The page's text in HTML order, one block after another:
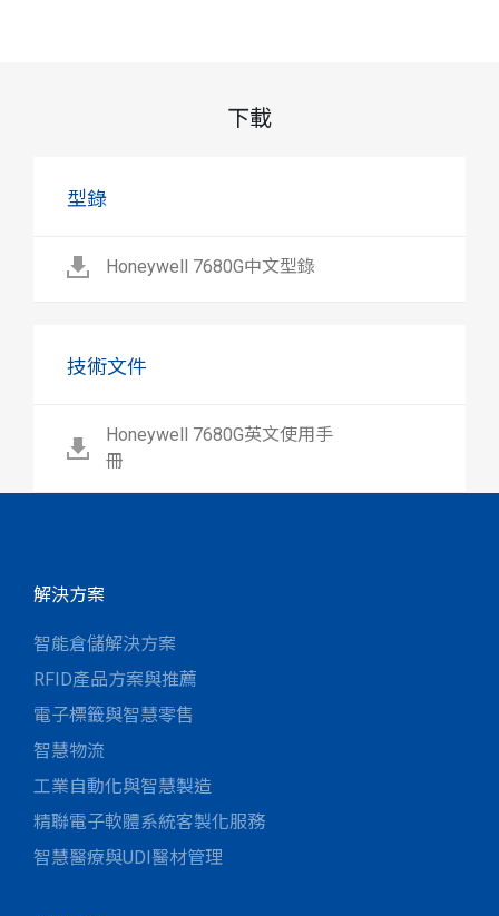
下載
型錄
Honeywell 7680G中文型錄
技術文件
Honeywell 7680G英文使用手
冊
解決方案
智能倉儲解決方案
RFID產品方案與推薦
電子標籤與智慧零售
智慧物流
工業自動化與智慧製造
精聯電子軟體系統客製化服務
智慧醫療與UDI醫材管理